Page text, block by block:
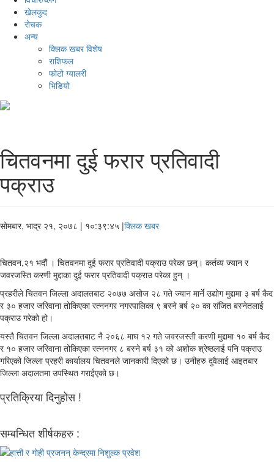
खेलकुद
रोचक
अन्य
क्लिक खबर विशेष
राशिफल
फोटो ग्यालरी
भिडियो
चितवनमा दुई फरार प्रतिवादी
पक्राउ
सोमबार, भाद्र २१, २०७८ | १०:३९:४५ |क्लिक खबर
चितवन,२१ भदौं । चितवनमा दुई फरार प्रतिवादी पक्राउ परेका छन्। कर्तव्य ज्यान र
जवरजस्ति करणी मुद्दाका दुई फरार प्रतिवादी पक्राउ परेका हुन् ।
प्रहरीले चितवन जिल्ला अदालतबाट २०७७ असोज २८ गते ज्यान मार्ने उद्योग मुद्दामा ३ बर्ष कैद
र ३० हजार जरिवाना तोकिएका रत्ननगर नगरपालिका ९ बस्ने बर्ष २० का संजित बस्नेतलाई
पक्राउ गरेको हो।
यस्तै चितवन जिल्ला अदालतबाट नै २०६८ माघ १२ गते जवरजस्ती करणी मुद्दामा १० बर्ष कैद
र १० हजार जरिवाना तोकिएका रत्ननगर ८ बस्ने बर्ष ३१ को अशोक श्रेष्ठलाई पनि पक्राउ
गरिएको जिल्ला प्रहरी कार्यालय चितवनले जानकारी दिएको छ। उनीहरु दुवैलाई आइतबार
जिल्ला अदालतमा उपस्थित गराईएको छ।
प्रतिक्रिया दिनुहोस !
सम्बन्धित शीर्षकहरु :